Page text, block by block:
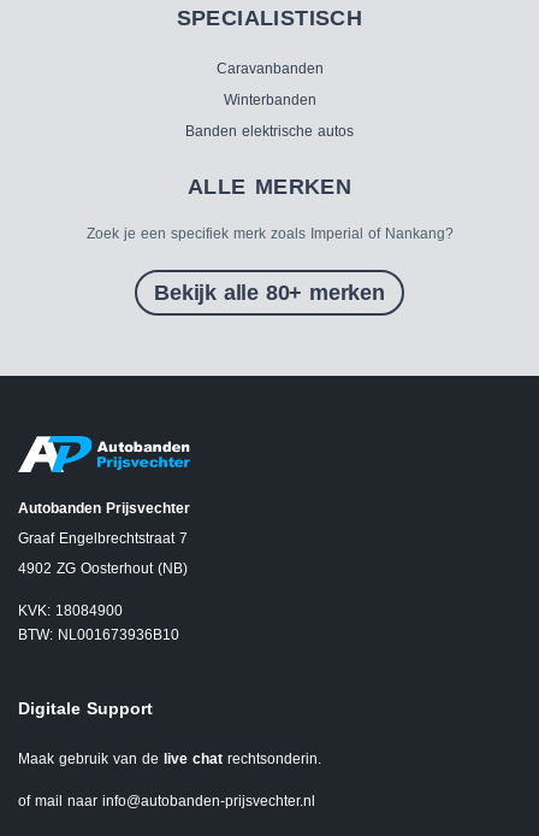
SPECIALISTISCH
Caravanbanden
Winterbanden
Banden elektrische autos
ALLE MERKEN
Zoek je een specifiek merk zoals Imperial of Nankang?
Bekijk alle 80+ merken
Autobanden Prijsvechter
Graaf Engelbrechtstraat 7
4902 ZG Oosterhout (NB)
KVK: 18084900
BTW: NL001673936B10
Digitale Support
Maak gebruik van de live chat rechtsonderin.
of mail naar info@autobanden-prijsvechter.nl